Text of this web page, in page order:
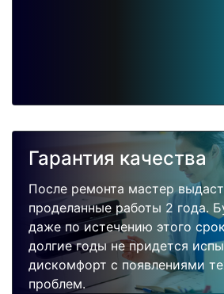
Гарантия качества
После ремонта мастер
проделанные работы 2 года.
даже по истечению этого
долгие годы не придется
дискомфорт с появлениями
проблем.